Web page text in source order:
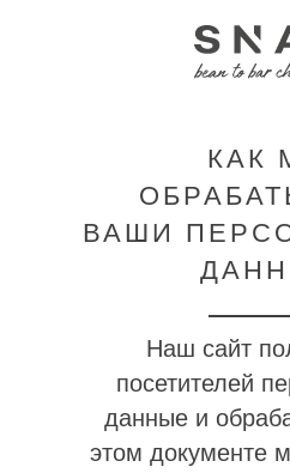
КАК
ВАШИ
Наш сайт
посетителей
данные и
этом документе